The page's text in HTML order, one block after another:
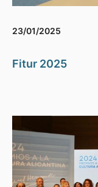
23/01/2025
Fitur 2025